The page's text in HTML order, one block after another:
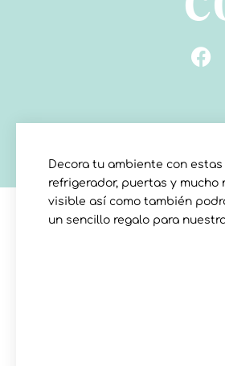
Decora tu ambiente con
refrigerador, puertas y mucho
visible así como también
un sencillo regalo para